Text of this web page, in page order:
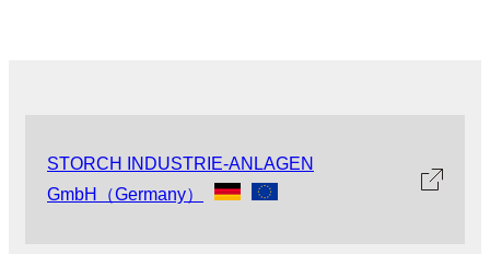
STORCH INDUSTRIE-ANLAGEN
GmbH（Germany）